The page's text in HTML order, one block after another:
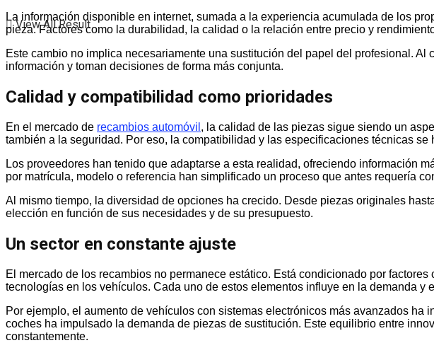
View All Result
La información disponible en internet, sumada a la experiencia acumulada de los
pieza. Factores como la durabilidad, la calidad o la relación entre precio y
Este cambio no implica necesariamente una sustitución del papel del profesional.
información y toman decisiones de forma más conjunta.
Calidad y compatibilidad como prioridades
En el mercado de recambios automóvil , la calidad de las piezas sigue siendo un
también a la seguridad. Por eso, la compatibilidad y las especificaciones técnicas
Los proveedores han tenido que adaptarse a esta realidad, ofreciendo información
por matrícula, modelo o referencia han simplificado un proceso que antes requería
Al mismo tiempo, la diversidad de opciones ha crecido. Desde piezas originales
elección en función de sus necesidades y de su presupuesto.
Un sector en constante ajuste
El mercado de los recambios no permanece estático. Está condicionado por
tecnologías en los vehículos. Cada uno de estos elementos influye en la demanda y
Por ejemplo, el aumento de vehículos con sistemas electrónicos más avanzados
coches ha impulsado la demanda de piezas de sustitución. Este equilibrio entre
constantemente.